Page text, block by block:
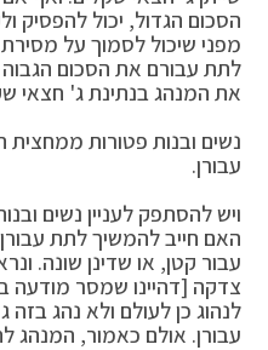
הסכום הגדול, יכול להפסיק
מפני שיכול לסמוך על
לתת עבורם את הסכום הגבוה
את המנהג בנתינת ג' חצאי
נשים ובנות פטורות
עבורן.
ויש להסתפק לעניין נשים
האם חייב להמשיך לתת
עבור קטן, או שדינן שונה.
צדקה [דהיינו שמסר מודעה
לנהוג כן לעולם ולא נהג
עבורן. אולם כאמור, המנהג